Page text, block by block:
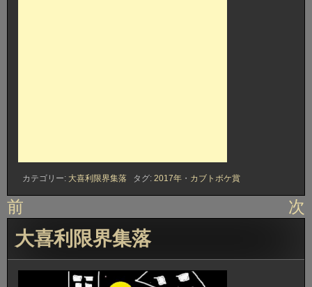
カテゴリー: 大喜利限界集落 タグ: 2017年 ・ カブトボケ賞
投
稿
ナ
ビ
前 次
大喜利限界集落